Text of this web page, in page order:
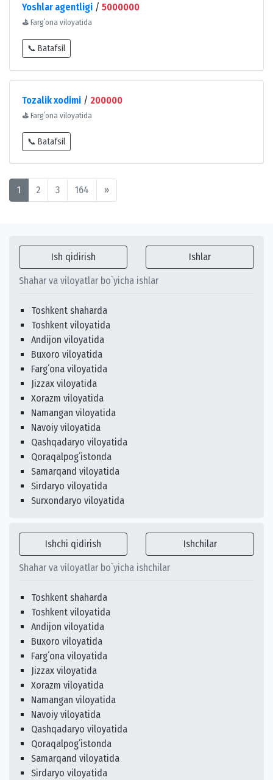
Yoshlar agentligi / 5000000
⛳ Fargʻona viloyatida
📞 Batafsil
Tozalik xodimi / 200000
⛳ Fargʻona viloyatida
📞 Batafsil
1 2 3 164 »
Ish qidirish Ishlar
Shahar va viloyatlar bo`yicha ishlar
Toshkent shaharda
Toshkent viloyatida
Andijon viloyatida
Buxoro viloyatida
Fargʻona viloyatida
Jizzax viloyatida
Xorazm viloyatida
Namangan viloyatida
Navoiy viloyatida
Qashqadaryo viloyatida
Qoraqalpogʻistonda
Samarqand viloyatida
Sirdaryo viloyatida
Surxondaryo viloyatida
Ishchi qidirish Ishchilar
Shahar va viloyatlar bo`yicha ishchilar
Toshkent shaharda
Toshkent viloyatida
Andijon viloyatida
Buxoro viloyatida
Fargʻona viloyatida
Jizzax viloyatida
Xorazm viloyatida
Namangan viloyatida
Navoiy viloyatida
Qashqadaryo viloyatida
Qoraqalpogʻistonda
Samarqand viloyatida
Sirdaryo viloyatida